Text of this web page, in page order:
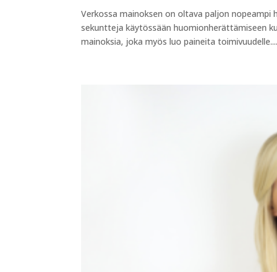
Verkossa mainoksen on oltava paljon
sekuntteja käytössään huomionherättämiseen
mainoksia, joka myös luo paineita toimivuudelle....